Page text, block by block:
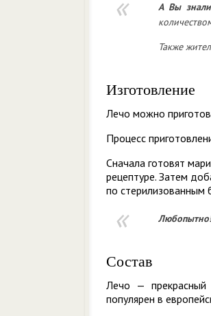
А Вы
Также
Изготовление
Лечо можно
Процесс
Сначала готовят
рецептуре. Затем
по стерилизованным
Любопытно!
Состав
Лечо — прекрасный
популярен в